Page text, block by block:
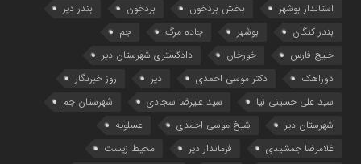
استاندار بوشهر
بخش بردخون بردخون
بندر دیر
بندر کنگان
بوشهر جاده مرگ
جم
خلیج فارس
خورخان
دادگستری شهرستان دیر
دوراهک
دکتر موسی احمدی دیر
روز خبرنگار
سید علی حسینی نیا
سید علیرضا سجادی
شهرستان جم
شهرستان دیر
شیخ موسی احمدی
عسلویه
غلامرضا جمشیدی
فرماندار دیر
محیط زیست